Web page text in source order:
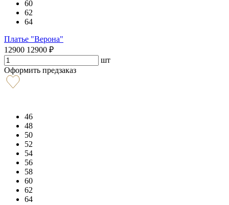
60
62
64
Платье "Верона"
12900 12900 ₽
шт
Оформить предзаказ
46
48
50
52
54
56
58
60
62
64